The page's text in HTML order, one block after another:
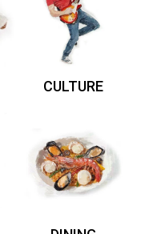
CULTURE